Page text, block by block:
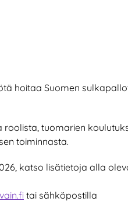
hoitaa Suomen
tuomarien
toiminnasta.
katso lisätietoja alla
tai sähköpostilla